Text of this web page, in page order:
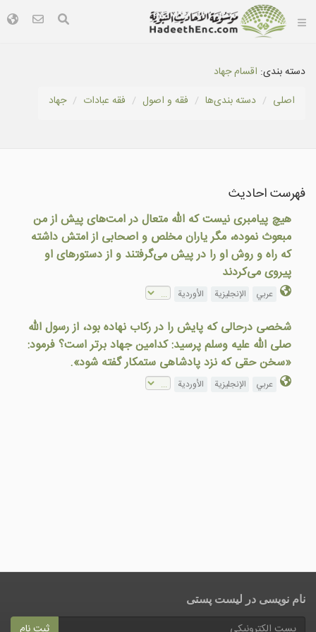
دسته بندی: اقسام جهاد
اصلی
دسته بندى‌ها فقه و اصول فقه عبادات جهاد
فهرست احادیث
هیچ پيامبری نیست که الله متعال در امت‌های پيش از من
مبعوث نموده، مگر ياران مخلص و اصحابی از امتش داشته
که راه و روش او را در پيش می‌گرفتند و از دستورهای او
پيروی می‌کردند
عربي الإنجليزية الأوردية
شخصی درحالی که پايش را در رکاب نهاده بود، از رسول الله
صلى الله عليه وسلم پرسيد: کدامين جهاد برتر است؟ فرمود:
«سخن حقی که نزد پادشاهی ستمکار گفته شود».
عربي الإنجليزية الأوردية
نام نویسی در ليست پستى